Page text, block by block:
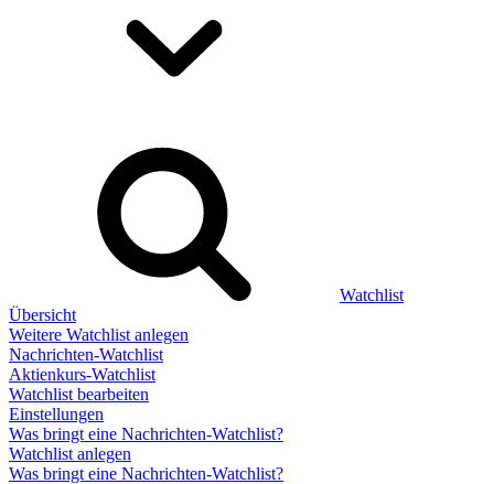
Watchlist
Übersicht
Weitere Watchlist anlegen
Nachrichten-Watchlist
Aktienkurs-Watchlist
Watchlist bearbeiten
Einstellungen
Was bringt eine Nachrichten-Watchlist?
Watchlist anlegen
Was bringt eine Nachrichten-Watchlist?